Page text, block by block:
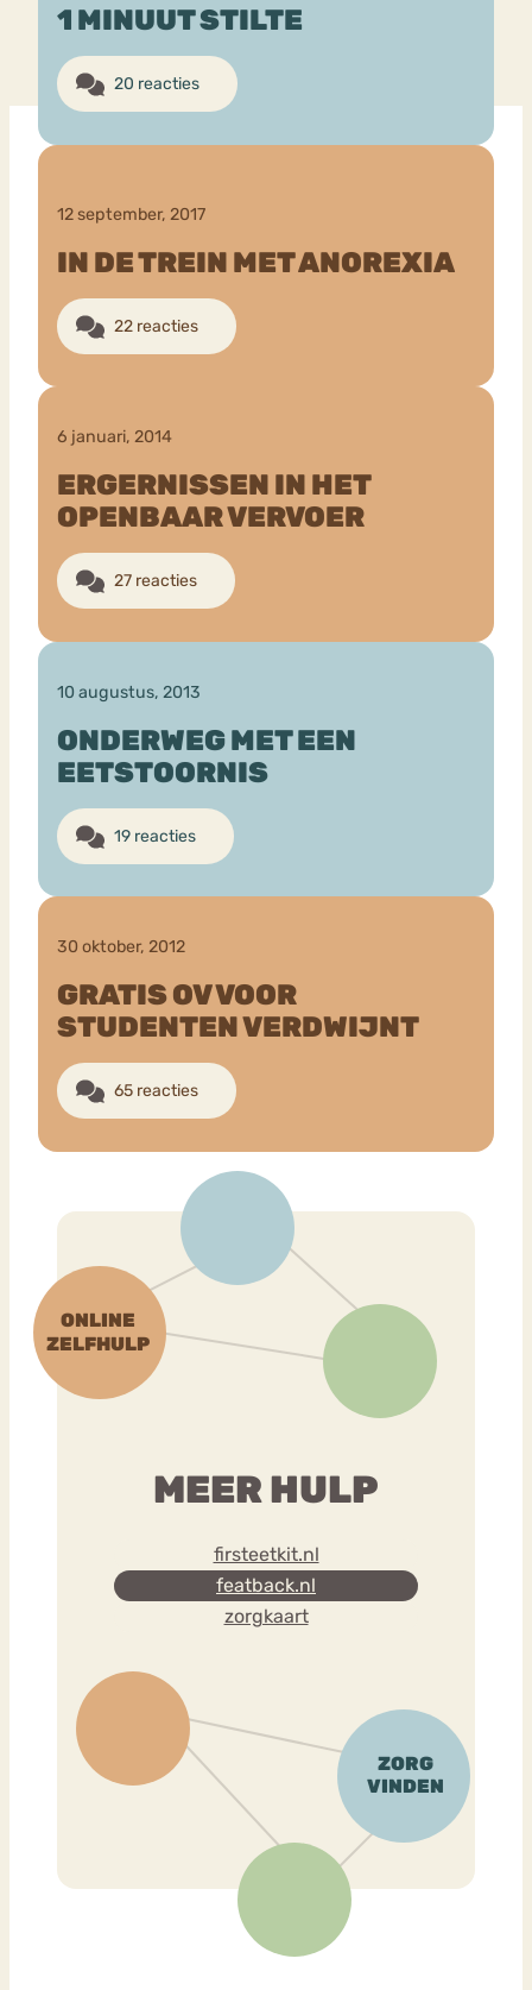
1 MINUUT STILTE
20 reacties
12 september, 2017
IN DE TREIN MET ANOREXIA
22 reacties
6 januari, 2014
ERGERNISSEN IN HET
OPENBAAR VERVOER
27 reacties
10 augustus, 2013
ONDERWEG MET EEN
EETSTOORNIS
19 reacties
30 oktober, 2012
GRATIS OV VOOR
STUDENTEN VERDWIJNT
65 reacties
MEER HULP
firsteetkit.nl
featback.nl
zorgkaart
Bouli
mia
Eetstoornis
Eetbuien Piekeren